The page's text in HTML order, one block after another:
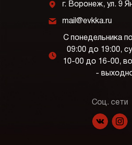
j г. Воронеж, ул. 9
k mail@evkka.ru
l
С понедельника
09:00 до 19:00,
10-00 до 16-00,
-
Соц. сети
f p